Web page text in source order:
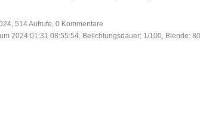
514 Aufrufe, 0 Kommentare
2024:01:31 08:55:54, Belichtungsdauer: 1/100, Blende: